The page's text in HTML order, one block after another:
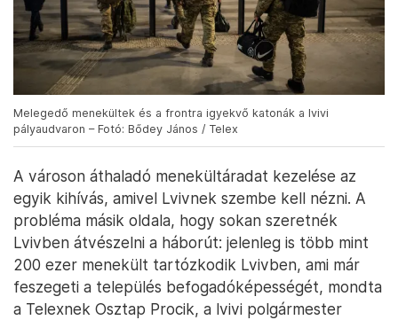
Melegedő menekültek és a frontra igyekvő katonák a lvivi
pályaudvaron – Fotó: Bődey János / Telex
A városon áthaladó menekültáradat kezelése az
egyik kihívás, amivel Lvivnek szembe kell nézni. A
probléma másik oldala, hogy sokan szeretnék
Lvivben átvészelni a háborút: jelenleg is több mint
200 ezer menekült tartózkodik Lvivben, ami már
feszegeti a település befogadóképességét, mondta
a Telexnek Osztap Procik, a lvivi polgármester